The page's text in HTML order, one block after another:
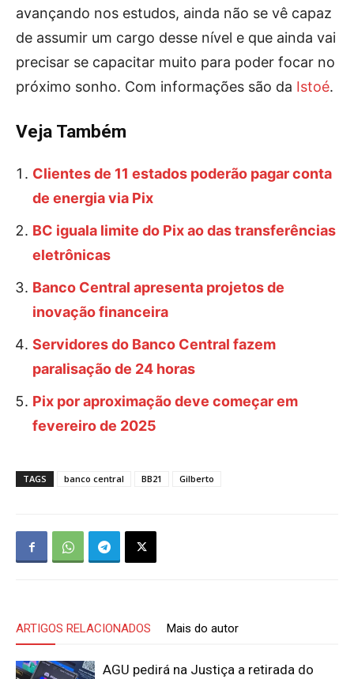
avançando nos estudos, ainda não se vê capaz
de assumir um cargo desse nível e que ainda vai
precisar se capacitar muito para poder focar no
próximo sonho. Com informações são da Istoé.
Veja Também
Clientes de 11 estados poderão pagar conta
de energia via Pix
BC iguala limite do Pix ao das transferências
eletrônicas
Banco Central apresenta projetos de
inovação financeira
Servidores do Banco Central fazem
paralisação de 24 horas
Pix por aproximação deve começar em
fevereiro de 2025
TAGS banco central BB21 Gilberto
ARTIGOS RELACIONADOS Mais do autor
AGU pedirá na Justiça a retirada do